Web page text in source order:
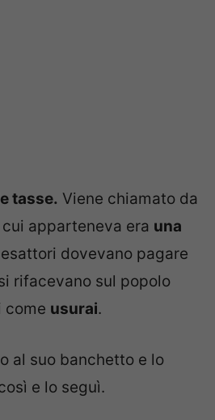
tasse. Viene chiamato da
cui apparteneva era una
dovevano pagare
rifacevano sul popolo
come usurai.
al suo banchetto e lo
e lo seguì.